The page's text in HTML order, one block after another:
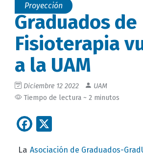
Proyección
Graduados de
Fisioterapia
a la UAM
Diciembre 12 2022
UAM
Tiempo de lectura ~ 2 minutos
Facebook
La Asociación de Graduados-